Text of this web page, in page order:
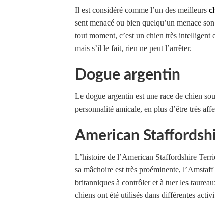
Il est considéré comme l’un des meilleurs
sent menacé ou bien quelqu’un menace
tout moment, c’est un chien très intelligent
mais s’il le fait, rien ne peut l’arrêter.
Dogue argentin
Le dogue argentin est une race de chien
personnalité amicale, en plus d’être très
American
L’histoire de l’American Staffordshire
sa mâchoire est très proéminente,
britanniques à contrôler et à tuer les
chiens ont été utilisés dans différentes